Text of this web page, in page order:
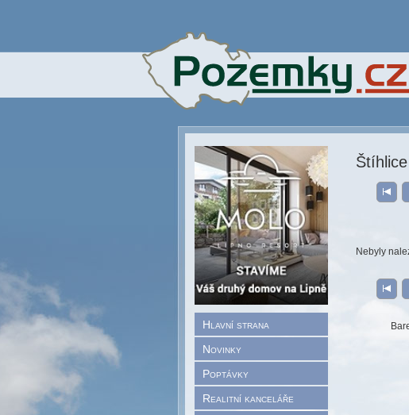
Hlavní strana
Novinky
Poptávky
Realitní kanceláře
Štíhlice
Nebyly